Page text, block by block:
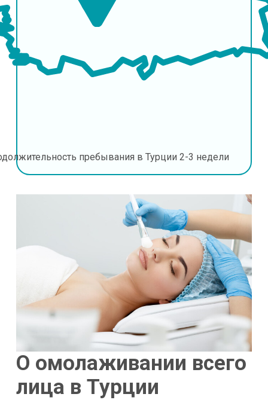
пребывания в Турции 2-3 недели
О омолаживании всего
лица в Турции